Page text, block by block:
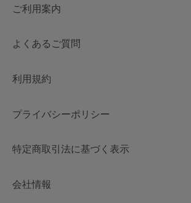
ご利用案内
よくあるご質問
利用規約
プライバシーポリシー
特定商取引法に基づく表示
会社情報